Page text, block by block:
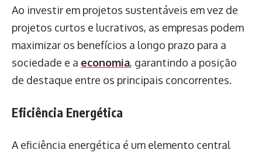
Ao investir em projetos sustentáveis ​​em vez de
projetos curtos e lucrativos, as empresas podem
maximizar os benefícios a longo prazo para a
sociedade e a economia, garantindo a posição
de destaque entre os principais concorrentes.
Eficiência Energética
A eficiência energética é um elemento central